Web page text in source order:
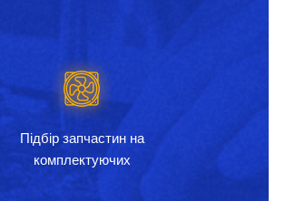
Підбір запчастин на
комплектуючих